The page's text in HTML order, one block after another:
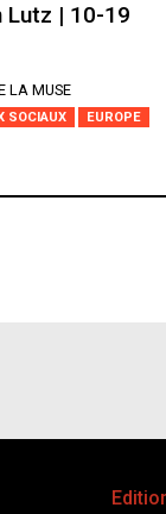
des hommes
JUSTICE